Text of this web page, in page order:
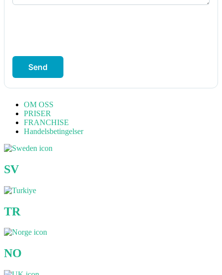
Send
OM OSS
PRISER
FRANCHISE
Handelsbetingelser
SV
TR
NO